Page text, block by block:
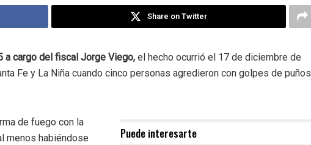
Share on Twitter
a cargo del fiscal Jorge Viego, el hecho ocurrió el 17 de diciembre de
Fe y La Niña cuando cinco personas agredieron con golpes de puños
Puede interesarte
de fuego con la
menos habiéndose